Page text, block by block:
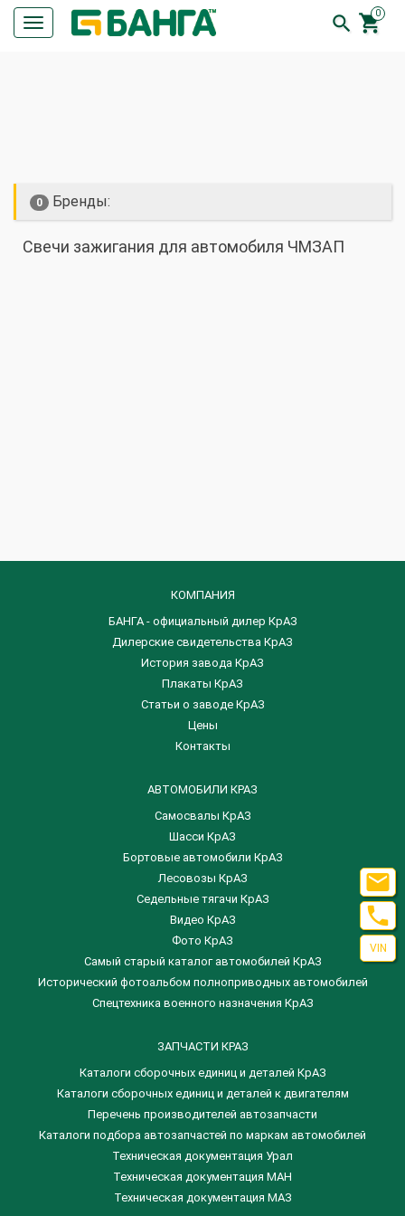
Кнопка
меню
0


0 Бренды:
Свечи зажигания для автомобиля ЧМЗАП
КОМПАНИЯ
БАНГА - официальный дилер КрАЗ
Дилерские свидетельства КрАЗ
История завода КрАЗ
Плакаты КрАЗ
Статьи о заводе КрАЗ
Цены
Контакты
АВТОМОБИЛИ КРАЗ
Самосвалы КрАЗ
Шасси КрАЗ
Бортовые автомобили КрАЗ
Лесовозы КрАЗ
Седельные тягачи КрАЗ
Видео КрАЗ
Фото КрАЗ
Самый старый каталог автомобилей КрАЗ
Исторический фотоальбом полноприводных автомобилей
Спецтехника военного назначения КрАЗ
ЗАПЧАСТИ КРАЗ
Каталоги сборочных единиц и деталей КрАЗ
​Каталоги сборочных единиц и деталей к двигателям
Перечень производителей автозапчасти
Каталоги подбора автозапчастей по маркам автомобилей
Техническая документация Урал
Техническая документация МАН
Техническая документация МАЗ


VIN